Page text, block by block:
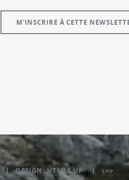
DESIGN:HTML5 UP SPIP